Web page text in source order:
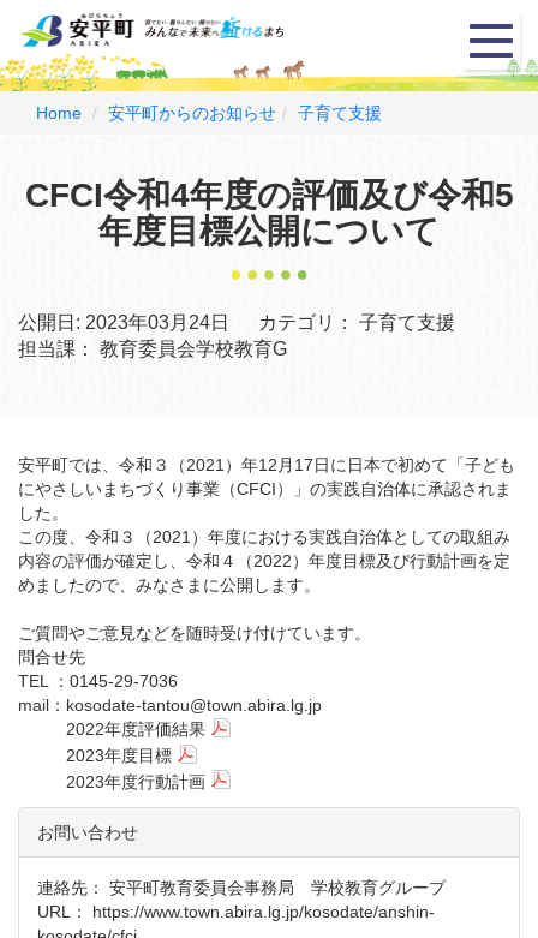
メ
ニ
ュ
Home 安平町からのお知らせ 子育て支援
CFCI令和4年度の評価及び令和5
年度目標公開について
公開日: 2023年03月24日 カテゴリ：
子育て支援
担当課：
教育委員会学校教育G
安平町では、令和３（2021）年12月17日に日本で初めて「子ども
にやさしいまちづくり事業（CFCI）」の実践自治体に承認されま
した。
この度、令和３（2021）年度における実践自治体としての取組み
内容の評価が確定し、令和４（2022）年度目標及び行動計画を定
めましたので、みなさまに公開します。
ご質問やご意見などを随時受け付けています。
問合せ先
TEL ：0145-29-7036
mail：kosodate-tantou@town.abira.lg.jp
2022年度評価結果
2023年度目標
2023年度行動計画
お問い合わせ
連絡先： 安平町教育委員会事務局 学校教育グループ
URL： https://www.town.abira.lg.jp/kosodate/anshin-